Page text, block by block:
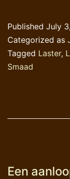
Published July
Categorized as
Tagged Laster,
Smaad
Een